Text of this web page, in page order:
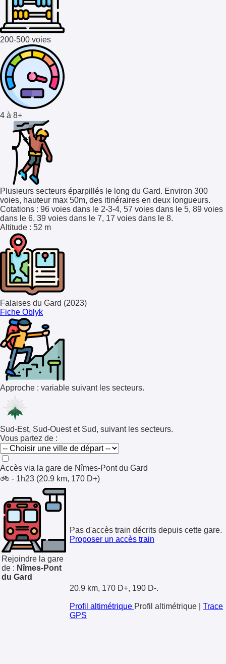
200-500 voies
4 à 8+
Plusieurs secteurs éparpillés le long du Gard. Environ 300
voies, hauteur max 50m, des itinéraires en deux longueurs.
Cotations : 96 voies dans le 2-3-4, 57 voies dans le 5, 89 voies
dans le 6, 39 voies dans le 7, 17 voies dans le 8.
Altitude : 52 m
Falaises du Gard (2023)
Fiche Oblyk
Approche : variable suivant les secteurs.
Sud-Est, Sud-Ouest et Sud, suivant les secteurs.
Vous partez de :
Accès via la gare de Nîmes-Pont du Gard
🚲 - 1h23 (20.9 km, 170 D+)
Rejoindre la gare
de : Nîmes-Pont
du Gard
Pas d'accès train décrits depuis cette gare.
Proposer un accès train
20.9 km, 170 D+, 190 D-.
Profil altimétrique Profil altimétrique
Trace
GPS